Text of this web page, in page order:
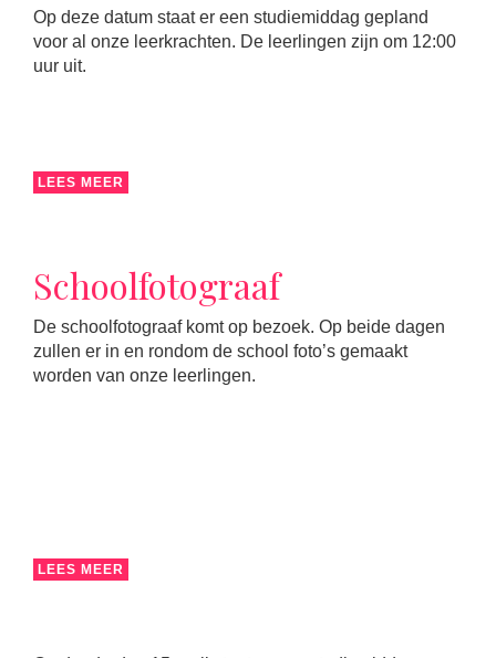
Op deze datum staat er een studiemiddag gepland
voor al onze leerkrachten. De leerlingen zijn om 12:00
uur uit.
LEES MEER
Schoolfotograaf
De schoolfotograaf komt op bezoek. Op beide dagen
zullen er in en rondom de school foto’s gemaakt
worden van onze leerlingen.
LEES MEER